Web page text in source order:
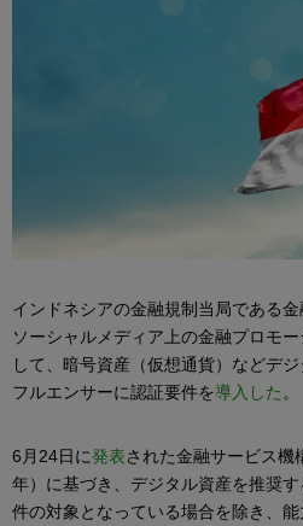
インドネシアの金融規制当局である金
ソーシャルメディア上の金融プロモ
して、暗号資産（仮想通貨）などデ
フルエンサーに認証要件を導入した。
6月24日に発表された金融サービス機
年）に基づき、デジタル資産を推奨
件の対象となっている場合を除き、